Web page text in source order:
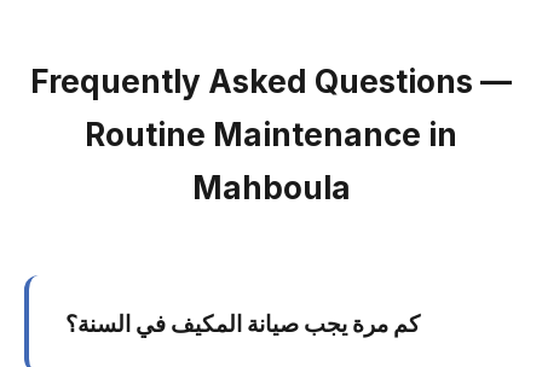
Frequently Asked Questions —
Routine Maintenance in
Mahboula
كم مرة يجب صيانة المكيف في السنة؟